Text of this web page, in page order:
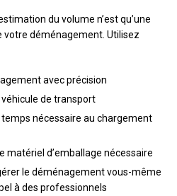
du volume n’est qu’une
votre déménagement. Utilisez
avec précision
de transport
nécessaire au chargement
matériel d’emballage nécessaire
le déménagement vous-même
à des professionnels